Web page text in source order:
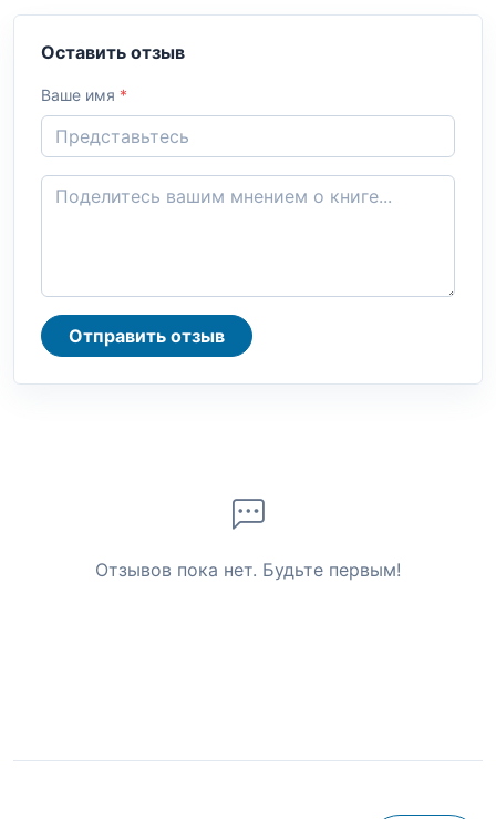
Оставить отзыв
Ваше имя *
Отправить отзыв
Отзывов пока нет. Будьте первым!